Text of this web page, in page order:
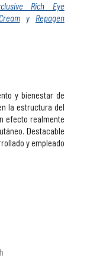
Rich Eye
y Repagen
y bienestar de
la estructura del
efecto realmente
Destacable
y empleado